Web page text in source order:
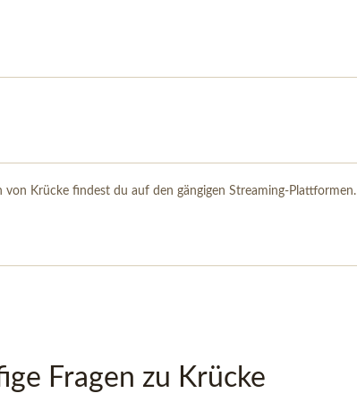
von Krücke findest du auf den gängigen Streaming-Plattformen.
Fragen zu Krücke